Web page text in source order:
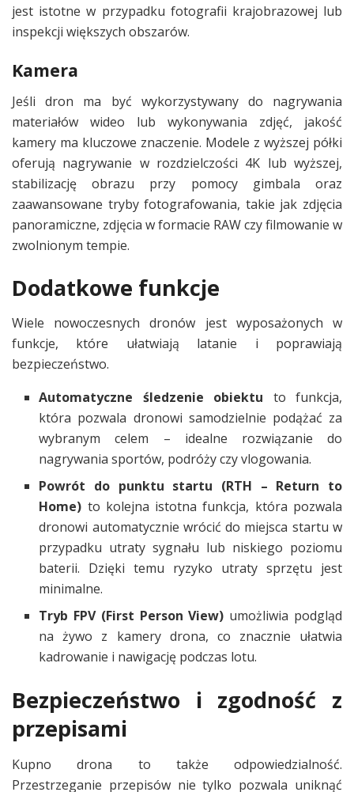
jest istotne w przypadku fotografii krajobrazowej lub
inspekcji większych obszarów.
Kamera
Jeśli dron ma być wykorzystywany do nagrywania
materiałów wideo lub wykonywania zdjęć, jakość
kamery ma kluczowe znaczenie. Modele z wyższej półki
oferują nagrywanie w rozdzielczości 4K lub wyższej,
stabilizację obrazu przy pomocy gimbala oraz
zaawansowane tryby fotografowania, takie jak zdjęcia
panoramiczne, zdjęcia w formacie RAW czy filmowanie w
zwolnionym tempie.
Dodatkowe funkcje
Wiele nowoczesnych dronów jest wyposażonych w
funkcje, które ułatwiają latanie i poprawiają
bezpieczeństwo.
Automatyczne śledzenie obiektu to funkcja,
która pozwala dronowi samodzielnie podążać za
wybranym celem – idealne rozwiązanie do
nagrywania sportów, podróży czy vlogowania.
Powrót do punktu startu (RTH – Return to
Home) to kolejna istotna funkcja, która pozwala
dronowi automatycznie wrócić do miejsca startu w
przypadku utraty sygnału lub niskiego poziomu
baterii. Dzięki temu ryzyko utraty sprzętu jest
minimalne.
Tryb FPV (First Person View) umożliwia podgląd
na żywo z kamery drona, co znacznie ułatwia
kadrowanie i nawigację podczas lotu.
Bezpieczeństwo i zgodność z
przepisami
Kupno drona to także odpowiedzialność.
Przestrzeganie przepisów nie tylko pozwala uniknąć